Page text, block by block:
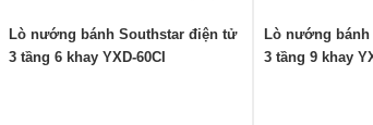
Lò nướng bánh Southstar điện tử
3 tầng 6 khay YXD-60CI
Lò nướng
3 tầng 9 khay